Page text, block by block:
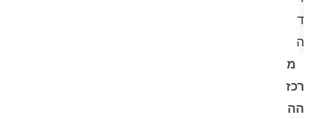
ד
ה
מ
רכז
הה